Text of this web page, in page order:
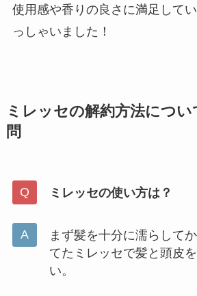
使用感や香りの良さに満足して
っしゃいました！
ミレッセの解約方法につ
問
ミレッセの使い方は？
まず髪を十分に濡らして
てたミレッセで髪と頭皮
い。